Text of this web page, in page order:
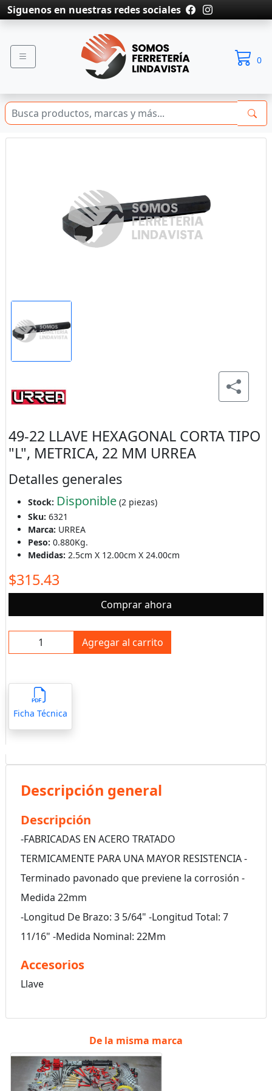
Siguenos en nuestras redes sociales
0
49-22 LLAVE HEXAGONAL CORTA TIPO
"L", METRICA, 22 MM URREA
Detalles generales
Stock: Disponible(2 piezas)
Sku: 6321
Marca: URREA
Peso: 0.880Kg.
Medidas: 2.5cm X 12.00cm X 24.00cm
$315.43
Comprar ahora
Agregar al carrito
Ficha Técnica
Descripción general
Descripción
-FABRICADAS EN ACERO TRATADO
TERMICAMENTE PARA UNA MAYOR RESISTENCIA -
Terminado pavonado que previene la corrosión -
Medida 22mm
-Longitud De Brazo: 3 5/64" -Longitud Total: 7
11/16" -Medida Nominal: 22Mm
Accesorios
Llave
De la misma marca